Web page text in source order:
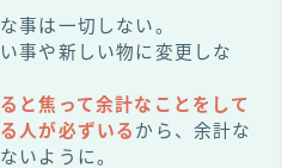
事は一切しない。
事や新しい物に変更しな
と焦って余計なことをして
人が必ずいる から、余計な
いように。